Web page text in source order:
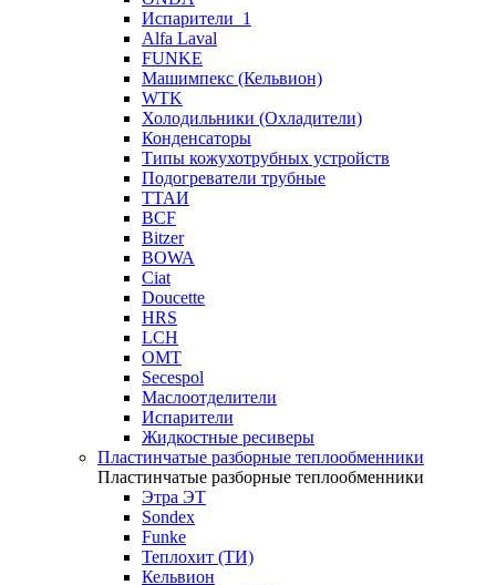
Испарители_1
Alfa Laval
FUNKE
Машимпекс (Кельвион)
WTK
Холодильники (Охладители)
Конденсаторы
Типы кожухотрубных устройств
Подогреватели трубные
ТТАИ
BCF
Bitzer
BOWA
Ciat
Doucette
HRS
LCH
OMT
Secespol
Маслоотделители
Испарители
Жидкостные ресиверы
Пластинчатые разборные теплообменники
Пластинчатые разборные теплообменники
Этра ЭТ
Sondex
Funke
Теплохит (ТИ)
Кельвион